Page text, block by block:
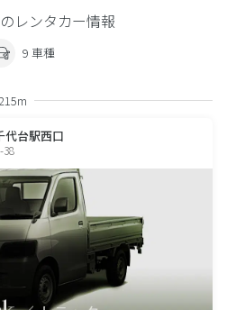
レンタカー情報
9 車種
代台駅西口
38